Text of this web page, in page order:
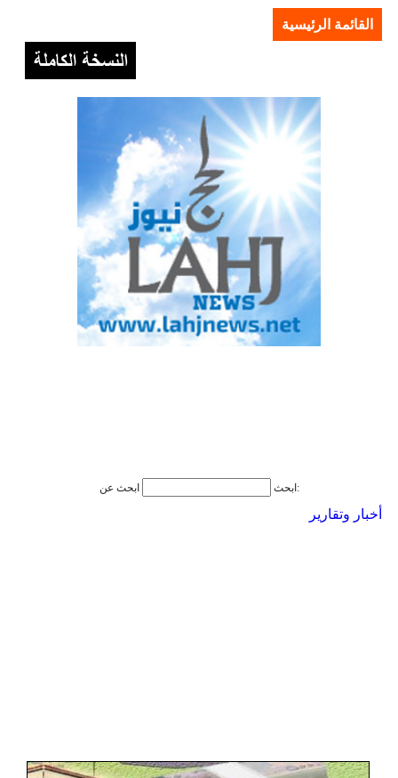
القائمة الرئيسية
ابحث ابحث عن:
أخبار وتقارير